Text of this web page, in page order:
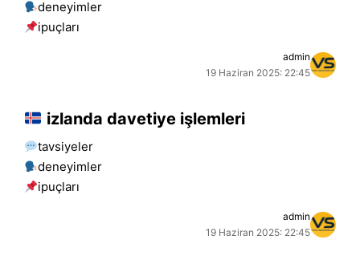
deneyimler
i̇puçları
admin
19 Haziran 2025: 22:45
izlanda davetiye işlemleri
tavsiyeler
deneyimler
i̇puçları
admin
19 Haziran 2025: 22:45